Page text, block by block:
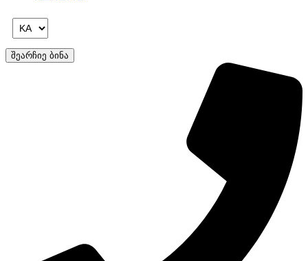
შეარჩიე ბინა